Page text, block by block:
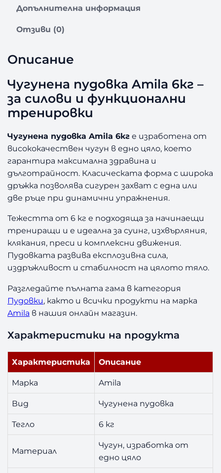
у
н
н
а
п
у
о
в
к
а
A
m
l
a
г
Допълнителна информация
Отзиви (0)
Описание
Чугунена пудовка Amila 6кг –
за силови и функционални
тренировки
Чугунена пудовка Amila 6кг е изработена от
висококачествен чугун в едно цяло, което
гарантира максимална здравина и
дълготрайност. Класическата форма с широка
дръжка позволява сигурен захват с една или
две ръце при динамични упражнения.
Тежестта от 6 кг е подходяща за начинаещи
трениращи и е идеална за суинг, изхвърляния,
клякания, преси и комплексни движения.
Пудовката развива експлозивна сила,
издръжливост и стабилност на цялото тяло.
Разгледайте пълната гама в категория
Пудовки, както и всички продукти на марка
Amila в нашия онлайн магазин.
Характеристики на продукта
Характеристика Описание
Марка Amila
Вид Чугунена пудовка
Тегло 6 кг
Материал
Чугун, изработка от
едно цяло